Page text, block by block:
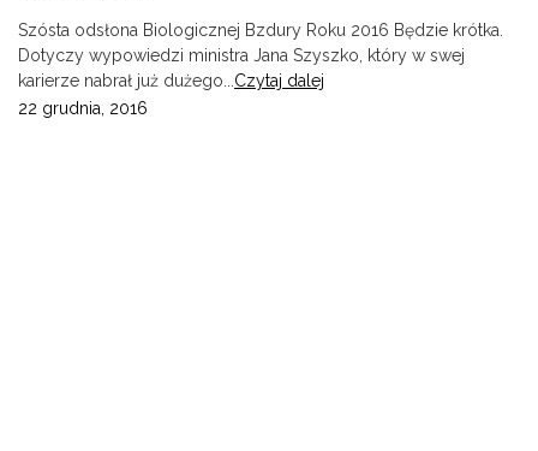
Szósta odsłona Biologicznej Bzdury Roku 2016 Będzie krótka.
Dotyczy wypowiedzi ministra Jana Szyszko, który w swej
karierze nabrał już dużego... Czytaj dalej
22 grudnia, 2016